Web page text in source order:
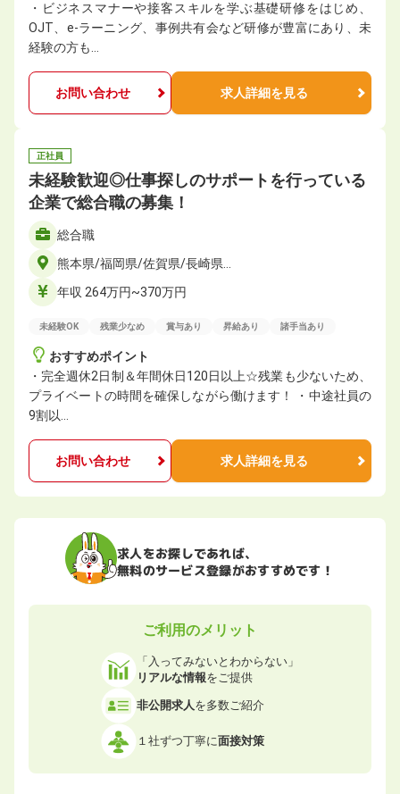
・ビジネスマナーや接客スキルを学ぶ基礎研修をはじめ、
OJT、e-ラーニング、事例共有会など研修が豊富にあり、未
経験の方も…
お問い合わせ 求人詳細を見る
正社員
未経験歓迎◎仕事探しのサポートを行っている
企業で総合職の募集！
総合職
熊本県/福岡県/佐賀県/長崎県…
年収 264万円~370万円
未経験OK 残業少なめ 賞与あり 昇給あり 諸手当あり
おすすめポイント
・完全週休2日制＆年間休日120日以上☆残業も少ないため、
プライベートの時間を確保しながら働けます！ ・中途社員の
9割以…
お問い合わせ 求人詳細を見る
求人をお探しであれば、
無料のサービス登録がおすすめです！
ご利用のメリット
「入ってみないとわからない」
リアルな情報をご提供
非公開求人を多数ご紹介
１社ずつ丁寧に面接対策